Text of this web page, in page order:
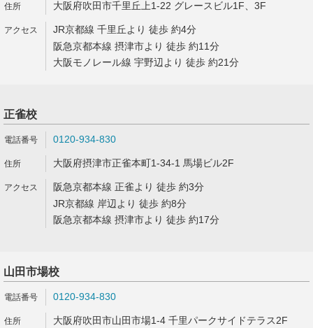
大阪府吹田市千里丘上1-22 グレースビル1F、3F
JR京都線 千里丘より 徒歩 約4分
阪急京都本線 摂津市より 徒歩 約11分
大阪モノレール線 宇野辺より 徒歩 約21分
正雀校
0120-934-830
大阪府摂津市正雀本町1-34-1 馬場ビル2F
阪急京都本線 正雀より 徒歩 約3分
JR京都線 岸辺より 徒歩 約8分
阪急京都本線 摂津市より 徒歩 約17分
山田市場校
0120-934-830
大阪府吹田市山田市場1-4 千里パークサイドテラス2F